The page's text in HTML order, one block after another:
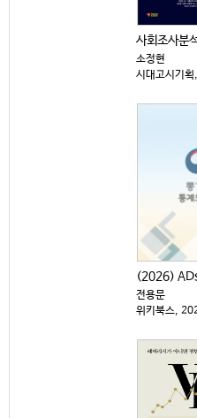
소정현
시대고시기
전용문
위키북스,